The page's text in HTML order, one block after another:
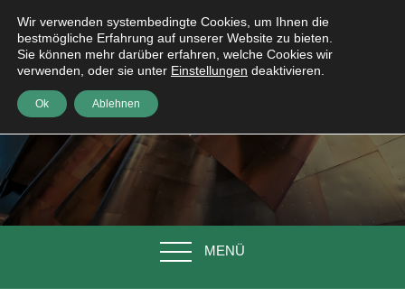
MENÜ
Wir verwenden systembedingte Cookies, um Ihnen die
bestmögliche Erfahrung auf unserer Website zu bieten.
Sie können mehr darüber erfahren, welche Cookies wir
verwenden, oder sie unter Einstellungen deaktivieren.
Ok Ablehnen